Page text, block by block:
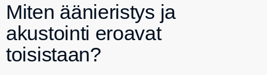
Miten äänieristys ja
akustointi eroavat
toisistaan?